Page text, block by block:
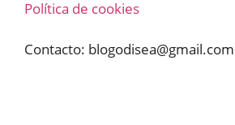
Política de cookies
Contacto: blogodisea@gmail.com